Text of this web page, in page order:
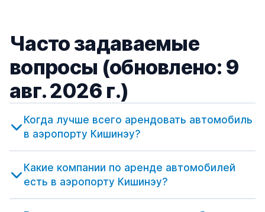
Часто задаваемые
вопросы (обновлено: 9
авг. 2026 г.)
Когда лучше всего арендовать автомобиль
в аэропорту Кишинэу?
Какие компании по аренде автомобилей
есть в аэропорту Кишинэу?